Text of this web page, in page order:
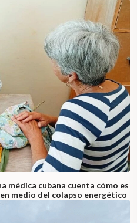
médica cubana cuenta cómo es
medio del colapso energético